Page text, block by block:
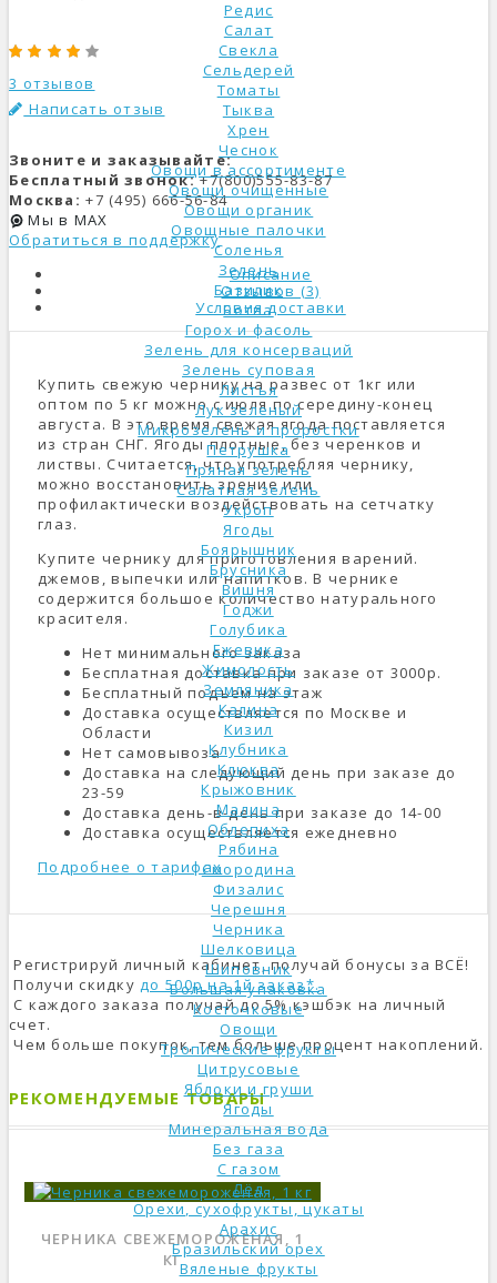
Редис
Салат
Свекла
Сельдерей
Томаты
Тыква
Хрен
Чеснок
Овощи в ассортименте
Овощи очищенные
Овощи органик
Овощные палочки
Соленья
Зелень
Базилик
Ботва
Горох и фасоль
Зелень для консерваций
Зелень суповая
Листья
Лук зеленый
Микрозелень и проростки
Петрушка
Пряная зелень
Салатная зелень
Укроп
Ягоды
Боярышник
Брусника
Вишня
Годжи
Голубика
Ежевика
Жимолость
Земляника
Калина
Кизил
Клубника
Клюква
Крыжовник
Малина
Облепиха
Рябина
Смородина
Физалис
Черешня
Черника
Шелковица
Шиповник
Большая упаковка
Косточковые
Овощи
Тропические фрукты
Цитрусовые
Яблоки и груши
Ягоды
Минеральная вода
Без газа
С газом
Лёд
Орехи, сухофрукты, цукаты
Арахис
Бразильский орех
Вяленые фрукты
3 отзывов
Написать отзыв
Звоните и заказывайте:
Бесплатный звонок:+7(800)555-83-87
Москва: +7 (495) 666-56-84
Мы в MAX
Обратиться в поддержку
Описание
Отзывов (3)
Условия доставки
Купить свежую чернику на развес от 1кг или
оптом по 5 кг можно с июля по середину-конец
августа. В это время свежая ягода поставляется
из стран СНГ. Ягоды плотные, без черенков и
листвы. Считается, что употребляя чернику,
можно восстановить зрение или
профилактически воздействовать на сетчатку
глаз.
Купите чернику для приготовления варений.
джемов, выпечки или напитков. В чернике
содержится большое количество натурального
красителя.
Нет минимального заказа
Бесплатная доставка при заказе от 3000р.
Бесплатный подъем на этаж
Доставка осуществляется по Москве и
Области
Нет самовывоза
Доставка на следующий день при заказе до
23-59
Доставка день-в-день при заказе до 14-00
Доставка осуществляется ежедневно
Подробнее о тарифах
Регистрируй личный кабинет, получай бонусы за ВСЁ!
Получи скидку до 500р на 1й заказ*.
С каждого заказа получай до 5% кэшбэк на личный
счет.
Чем больше покупок, тем больше процент накоплений.
РЕКОМЕНДУЕМЫЕ ТОВАРЫ
ЧЕРНИКА СВЕЖЕМОРОЖЕНАЯ, 1
КГ